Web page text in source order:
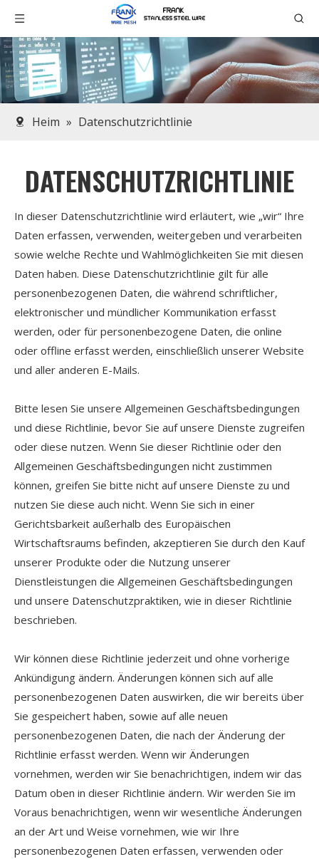
Heim » Datenschutzrichtlinie
DATENSCHUTZRICHTLINIE
In dieser Datenschutzrichtlinie wird erläutert, wie „wir“ Ihre
Daten erfassen, verwenden, weitergeben und verarbeiten
sowie welche Rechte und Wahlmöglichkeiten Sie mit diesen
Daten haben. Diese Datenschutzrichtlinie gilt für alle
personenbezogenen Daten, die während schriftlicher,
elektronischer und mündlicher Kommunikation erfasst
werden, oder für personenbezogene Daten, die online
oder offline erfasst werden, einschließlich unserer Website
und aller anderen E-Mails.
Bitte lesen Sie unsere Allgemeinen Geschäftsbedingungen
und diese Richtlinie, bevor Sie auf unsere Dienste zugreifen
oder diese nutzen. Wenn Sie dieser Richtlinie oder den
Allgemeinen Geschäftsbedingungen nicht zustimmen
können, greifen Sie bitte nicht auf unsere Dienste zu und
nutzen Sie diese auch nicht. Wenn Sie sich in einer
Gerichtsbarkeit außerhalb des Europäischen
Wirtschaftsraums befinden, akzeptieren Sie durch den Kauf
unserer Produkte oder die Nutzung unserer
Dienstleistungen die Allgemeinen Geschäftsbedingungen
und unsere Datenschutzpraktiken, wie in dieser Richtlinie
beschrieben.
Wir können diese Richtlinie jederzeit und ohne vorherige
Ankündigung ändern. Änderungen können sich auf alle
personenbezogenen Daten auswirken, die wir bereits über
Sie gespeichert haben, sowie auf alle neuen
personenbezogenen Daten, die nach der Änderung der
Richtlinie erfasst werden. Wenn wir Änderungen
vornehmen, werden wir Sie benachrichtigen, indem wir das
Datum oben in dieser Richtlinie ändern. Wir werden Sie im
Voraus benachrichtigen, wenn wir wesentliche Änderungen
an der Art und Weise vornehmen, wie wir Ihre
personenbezogenen Daten erfassen, verwenden oder